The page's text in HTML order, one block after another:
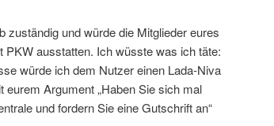
zuständig und würde die Mitglieder eures
ausstatten. Ich wüsste was ich täte:
würde ich dem Nutzer einen Lada-Niva
Argument „Haben Sie sich mal
und fordern Sie eine Gutschrift an“